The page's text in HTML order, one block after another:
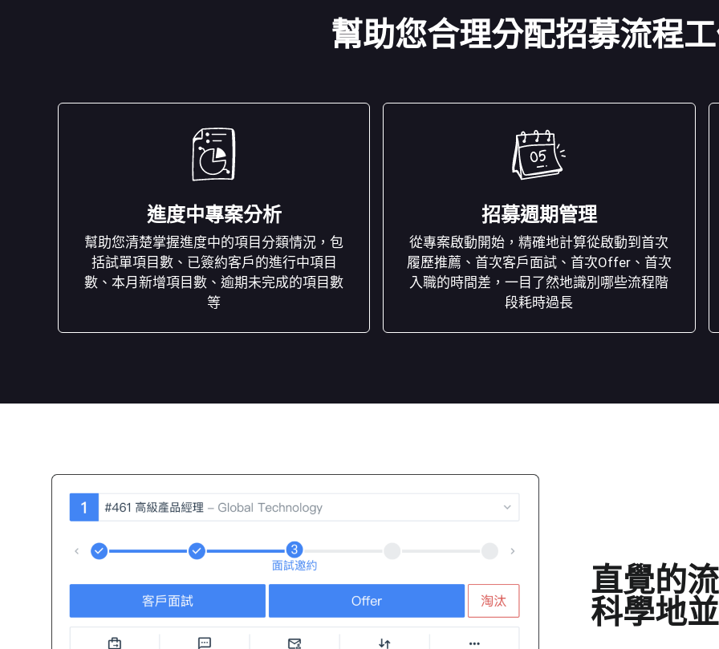
幫助您合理分配招募流程
進度中專案分析
幫助您清楚掌握進度中的項目分類情況，包
括試單項目數、已簽約客戶的進行中項目
數、本月新增項目數、逾期未完成的項目數
等
招募週期管理
從專案啟動開始，精確地計算從啟動到首次
履歷推薦、首次客戶面試、首次Offer、首次
入職的時間差，一目了然地識別哪些流程階
段耗時過長
直覺的
科學地